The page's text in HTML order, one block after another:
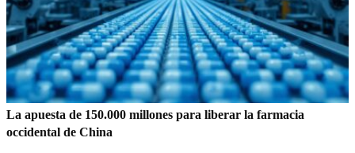
La apuesta de 150.000 millones para liberar la farmacia
occidental de China